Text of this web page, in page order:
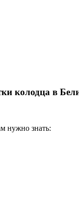
колодца в
нужно знать: